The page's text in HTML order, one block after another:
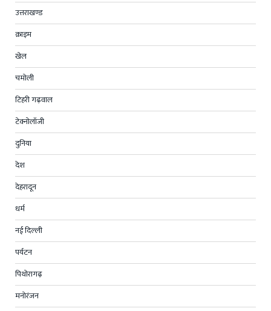
उत्तराखण्ड
क्राइम
खेल
चमोली
टिहरी गढ़वाल
टेक्नोलॉजी
दुनिया
देश
देहरादून
धर्म
नई दिल्ली
पर्यटन
पिथोरागढ़
मनोरंजन